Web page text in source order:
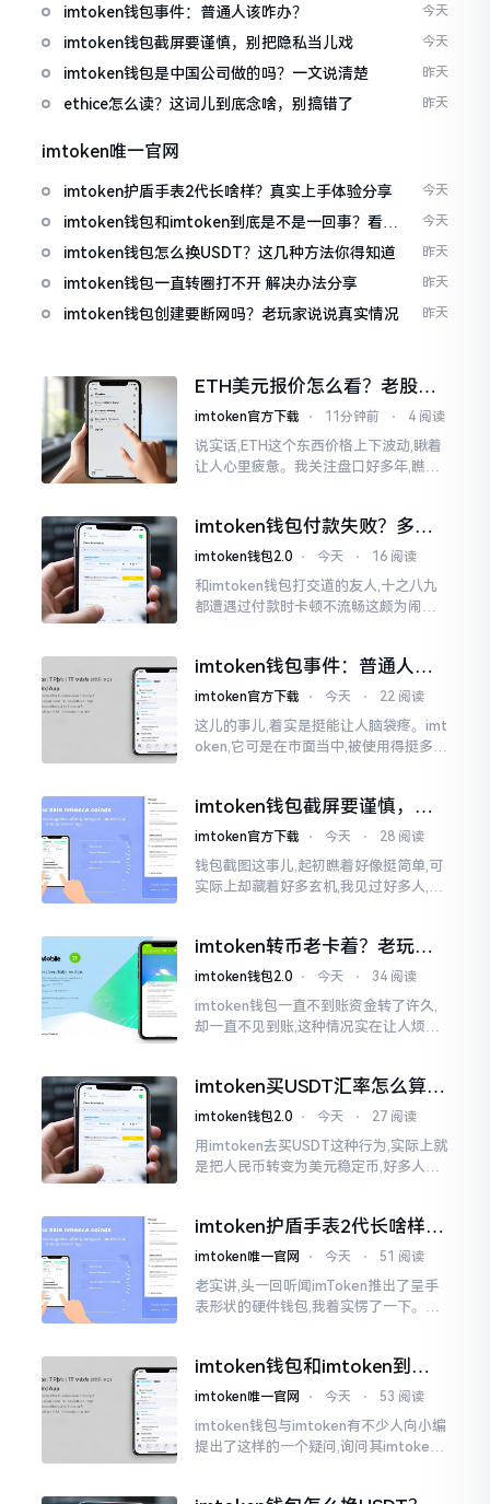
imtoken钱包事件：普通人该咋办？ 今天
imtoken钱包截屏要谨慎，别把隐私当儿戏 今天
imtoken钱包是中国公司做的吗？一文说清楚 昨天
ethice怎么读？这词儿到底念啥，别搞错了 昨天
imtoken唯一官网
imtoken护盾手表2代长啥样？真实上手体验分享 今天
imtoken钱包和imtoken到底是不是一回事？看完
就懂了
今天
imtoken钱包怎么换USDT？这几种方法你得知道 昨天
imtoken钱包一直转圈打不开 解决办法分享 昨天
imtoken钱包创建要断网吗？老玩家说说真实情况 昨天
ETH美元报价怎么看？老股民
手把手教你盯盘
imtoken官方下载 ⋅ 11分钟前 ⋅ 4 阅读
说实话,ETH这个东西价格上下波动,瞅着
让人心里疲惫。我关注盘口好多年,瞧见
判断。
imtoken钱包付款失败？多半
是这几个原因闹的
imtoken钱包2.0 ⋅ 今天 ⋅ 16 阅读
和imtoken钱包打交道的友人,十之八九
都遭遇过付款时卡顿不流畅这颇为闹心
急得连连跺脚。实际上讲
imtoken钱包事件：普通人该
咋办？
imtoken官方下载 ⋅ 今天 ⋅ 22 阅读
这儿的事儿,着实是挺能让人脑袋疼。imt
oken,它可是在市面当中,被使用得挺多的
imtoken钱包截屏要谨慎，别
把隐私当儿戏
imtoken官方下载 ⋅ 今天 ⋅ 28 阅读
钱包截图这事儿,起初瞧着好像挺简单,可
实际上却藏着好多玄机,我见过好多人,总
得
imtoken转币老卡着？老玩家
教你几招搞定
imtoken钱包2.0 ⋅ 今天 ⋅ 34 阅读
imtoken钱包一直不到账资金转了许久,
却一直不见到账,这种情况实在让人烦躁,
热锅上的蚂蚁,慌乱无措。
imtoken买USDT汇率怎么算？
几点买最划算
imtoken钱包2.0 ⋅ 今天 ⋅ 27 阅读
用imtoken去买USDT这种行为,实际上就
是把人民币转变为美元稳定币,好多人在
低的状况
imtoken护盾手表2代长啥样？
真实上手体验分享
imtoken唯一官网 ⋅ 今天 ⋅ 51 阅读
老实讲,头一回听闻imToken推出了呈手
表形状的硬件钱包,我着实愣了一下。在c
imtoken钱包和imtoken到底
是不是一回事？看完就懂了
imtoken唯一官网 ⋅ 今天 ⋅ 53 阅读
imtoken钱包与imtoken有不少人向小编
提出了这样的一个疑问,询问其imtoken